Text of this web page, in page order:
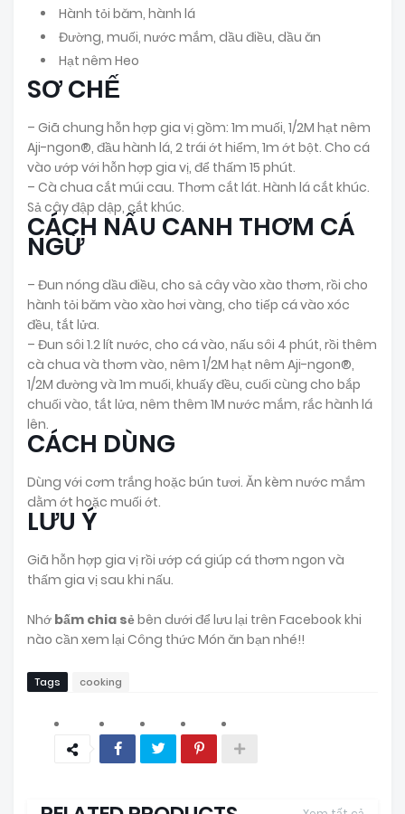
Hành tỏi băm, hành lá
Đường, muối, nước mắm, dầu điều, dầu ăn
Hạt nêm Heo
SƠ CHẾ
– Giã chung hỗn hợp gia vị gồm: 1m muối, 1/2M hạt nêm
Aji-ngon®, đầu hành lá, 2 trái ớt hiểm, 1m ớt bột. Cho cá
vào ướp với hỗn hợp gia vị, để thấm 15 phút.
– Cà chua cắt múi cau. Thơm cắt lát. Hành lá cắt khúc.
Sả cây đập dập, cắt khúc.
CÁCH NẤU CANH THƠM CÁ
NGỪ
– Đun nóng dầu điều, cho sả cây vào xào thơm, rồi cho
hành tỏi băm vào xào hơi vàng, cho tiếp cá vào xóc
đều, tắt lửa.
– Đun sôi 1.2 lít nước, cho cá vào, nấu sôi 4 phút, rồi thêm
cà chua và thơm vào, nêm 1/2M hạt nêm Aji-ngon®,
1/2M đường và 1m muối, khuấy đều, cuối cùng cho bắp
chuối vào, tắt lửa, nêm thêm 1M nước mắm, rắc hành lá
lên.
CÁCH DÙNG
Dùng với cơm trắng hoặc bún tươi. Ăn kèm nước mắm
dằm ớt hoặc muối ớt.
LƯU Ý
Giã hỗn hợp gia vị rồi ướp cá giúp cá thơm ngon và
thấm gia vị sau khi nấu.
Nhớ bấm chia sẻbên dưới để lưu lại trên Facebook khi
nào cần xem lại Công thức Món ăn bạn nhé!!
Tags cooking